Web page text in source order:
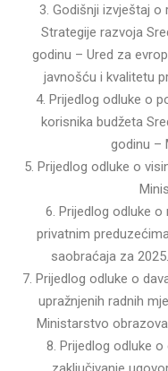
3. Godišnji izvještaj
Strategije razvoja
godinu – Ured za
javnošću i kvalitetu
4. Prijedlog odluke o
korisnika budžeta
godinu –
5. Prijedlog odluke o
6. Prijedlog odluke
privatnim
saobraćaja za
7. Prijedlog odluke o
upražnjenih radnih
Ministarstvo
8. Prijedlog odluke